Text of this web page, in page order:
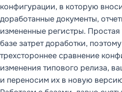
конфигурации, в которую
доработанные документы,
измененные регистры. Простая
базе затрет доработки,
трехстороннее сравнение
изменения типового релиза,
и переносим их в новую